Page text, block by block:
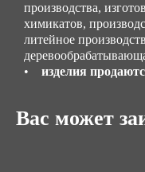
производства,
химикатов,
литейное
•
изделия
Вас может